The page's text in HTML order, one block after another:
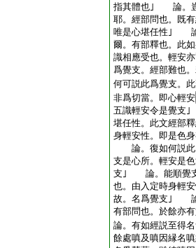
指其體也｣ 論。豈
耶。經部問也。既
唯是心堪任性｣ 論
爾。有部釋也。此
識相應受也。輕
爲覺支。經部難也
何可説此爲覺支。
非爲切當。即心輕安
五識輕安令是覺
堪任性。此文經部
身輕安性。即是色
論。復如何説此
支是心所。輕安是
支｣ 論。能順覺支
也。由入定時身輕
故。名爲覺支｣ 論
有部問也。於餘亦
論。有如經説至得
餘處嗔及嗔因縁名